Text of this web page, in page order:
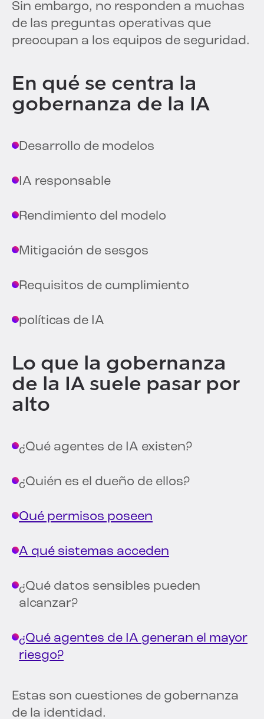
Sin embargo, no responden a muchas
de las preguntas operativas que
preocupan a los equipos de seguridad.
En qué se centra la
gobernanza de la IA
Desarrollo de modelos
IA responsable
Rendimiento del modelo
Mitigación de sesgos
Requisitos de cumplimiento
políticas de IA
Lo que la gobernanza
de la IA suele pasar por
alto
¿Qué agentes de IA existen?
¿Quién es el dueño de ellos?
Qué permisos poseen
A qué sistemas acceden
¿Qué datos sensibles pueden
alcanzar?
¿Qué agentes de IA generan el mayor
riesgo?
Estas son cuestiones de gobernanza
de la identidad.